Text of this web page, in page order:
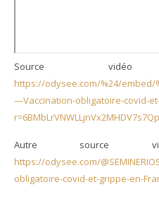
Source
https://odysee.com/%24/embed/
—Vaccination-obligatoire-covid-
Autre source
https://odysee.com/
obligatoire-covid-et-grippe-en-